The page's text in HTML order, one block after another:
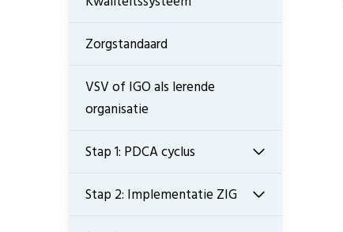
Zorgstandaard
VSV of IGO als lerende
organisatie
Stap 1: PDCA cyclus
Stap 2: Implementatie ZIG